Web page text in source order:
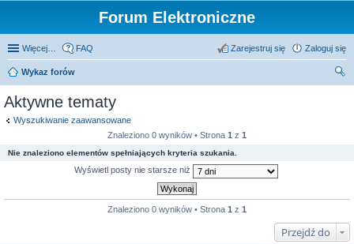
Forum Elektroniczne
Więcej… FAQ Zaloguj się
Zarejestruj się
Wykaz forów
Aktywne tematy
Wyszukiwanie zaawansowane
Znaleziono 0 wyników • Strona 1 z 1
Nie znaleziono elementów spełniających kryteria szukania.
Wyświetl posty nie starsze niż
Znaleziono 0 wyników • Strona 1 z 1
Przejdź do